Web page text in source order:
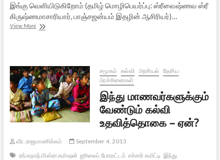
இங்கு வெளியிடுகிறோம் (தமிழ் மொழிபெயர்ப்பு: ஸ்ரீவைஷ்ணவ ஸ்ரீ
கிருஷ்ணமாசாரியார், பாஞ்சஜன்யம் இதழின் ஆசிரியர்)…
View Moreஇந்துக்களுக்கு
–
தி
மெஜாரிடி
ரிப்போர்ட்
சமூகம் கல்வி அரசியல் தேசிய
பிரச்சினைகள்
இந்து மாணவர்களுக்கும்
வேண்டும் கல்வி
உதவித்தொகை – ஏன்?
வீர. ராஜமாணிக்கம்
September 4, 2013
ரங்கநாத் மிஸ்ரா கமிஷன் ஜூலைப் போராட்டம் சச்சார் கமிட்டி இந்து